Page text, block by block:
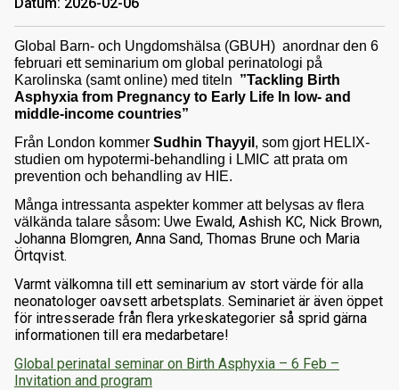
Global Barn- och Ungdomshälsa (GBUH) anordnar den 6
februari ett seminarium om global perinatologi på
Karolinska (samt online) med titeln ”Tackling Birth
Asphyxia from Pregnancy to Early Life In low- and
middle-income countries”
Från London kommer Sudhin Thayyil , som gjort HELIX-
studien om hypotermi-behandling i LMIC att prata om
prevention och behandling av HIE.
Många intressanta aspekter kommer att belysas av flera
välkända talare såsom: Uwe Ewald, Ashish KC, Nick Brown,
Johanna Blomgren, Anna Sand, Thomas Brune och Maria
Örtqvist.
Varmt välkomna till ett seminarium av stort värde för alla
neonatologer oavsett arbetsplats. Seminariet är även öppet
för intresserade från flera yrkeskategorier så sprid gärna
informationen till era medarbetare!
Global perinatal seminar on Birth Asphyxia – 6 Feb –
Invitation and program